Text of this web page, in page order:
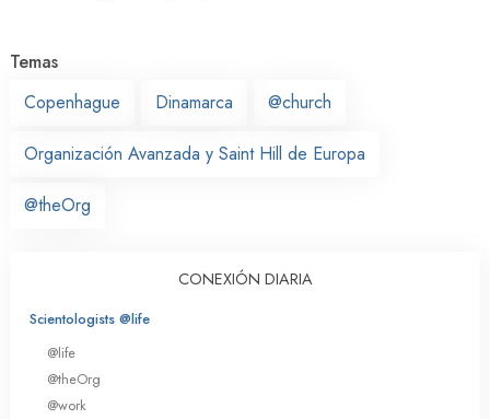
Temas
Copenhague
Dinamarca @church
Organización Avanzada y Saint Hill de Europa
@theOrg
CONEXIÓN DIARIA
Scientologists @life
@life
@theOrg
@work